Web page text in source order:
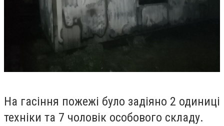
На гасіння пожежі було задіяно 2 одиниці
техніки та 7 чоловік особового складу.